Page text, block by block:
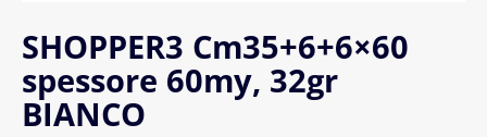
SHOPPER3 Cm35+6+6×60
spessore 60my, 32gr
BIANCO